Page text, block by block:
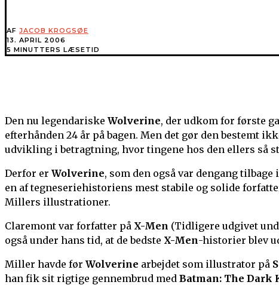
AF JACOB KROGSØE
13. APRIL 2006
5 MINUTTERS LÆSETID
Den nu legendariske Wolverine, der udkom for første
efterhånden 24 år på bagen. Men det gør den bestemt
udvikling i betragtning, hvor tingene hos den ellers så
Derfor er Wolverine, som den også var dengang
en af tegneseriehistoriens mest stabile og solide
Millers illustrationer.
Claremont var forfatter på X-Men (Tidligere udgivet
også under hans tid, at de bedste X-Men-historier blev
Miller havde før Wolverine arbejdet som illustrator på
han fik sit rigtige gennembrud med Batman: The Dark